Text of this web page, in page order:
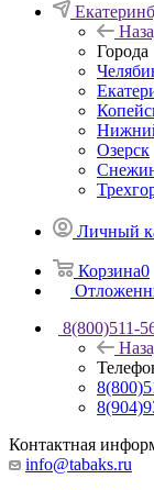
Города
Озерск
Личный
Корзина0
8(800)511-
Контактная
info@tabaks.ru